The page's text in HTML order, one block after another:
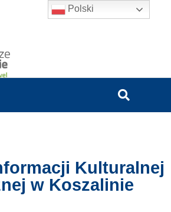
Kulturalnej
w Koszalinie
Polski